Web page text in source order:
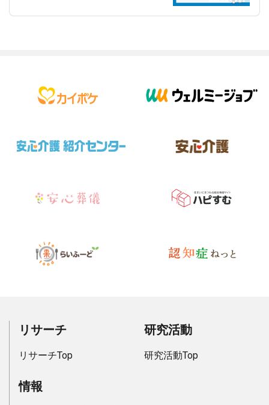
リサーチ
リサーチTop
研究活動
研究活動Top
情報